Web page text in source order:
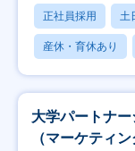
正社員採用 土
産休・育休あり
大学パートナ
（マーケティン